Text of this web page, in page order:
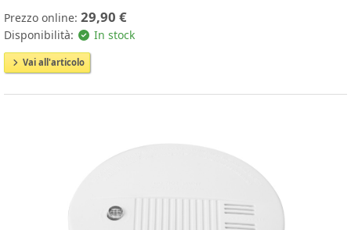
Prezzo online: 29,90 €
Disponibilità: In stock
Vai all'articolo